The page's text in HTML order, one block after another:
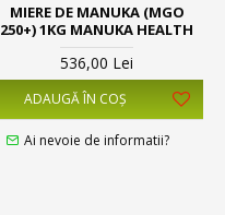
MIERE DE MANUKA (MGO
250+) 1KG MANUKA HEALTH
536,00 Lei
ADAUGĂ ÎN COŞ
Ai nevoie de informatii?